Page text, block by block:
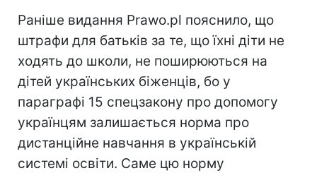
Раніше видання Prawo.pl пояснило, що
штрафи для батьків за те, що їхні діти не
ходять до школи, не поширюються на
дітей українських біженців, бо у
параграфі 15 спецзакону про допомогу
українцям залишається норма про
дистанційне навчання в українській
системі освіти. Саме цю норму